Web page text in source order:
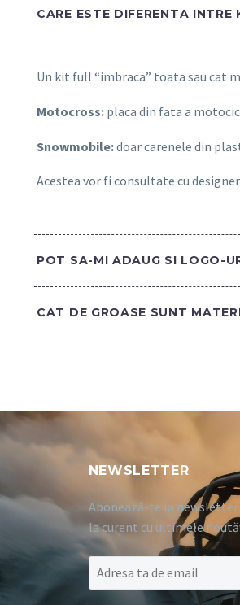
CARE ESTE DIFERENTA
Un kit full “imbraca” toata sau cat
Motocross: placa din fata a
Snowmobile:doar carenele din
Acestea vor fi consultate cu
POT SA-MI ADAUG SI LOGO-
CAT DE GROASE SUNT
NEWSLETTER
Abonează-te la
la curent cu ultimele